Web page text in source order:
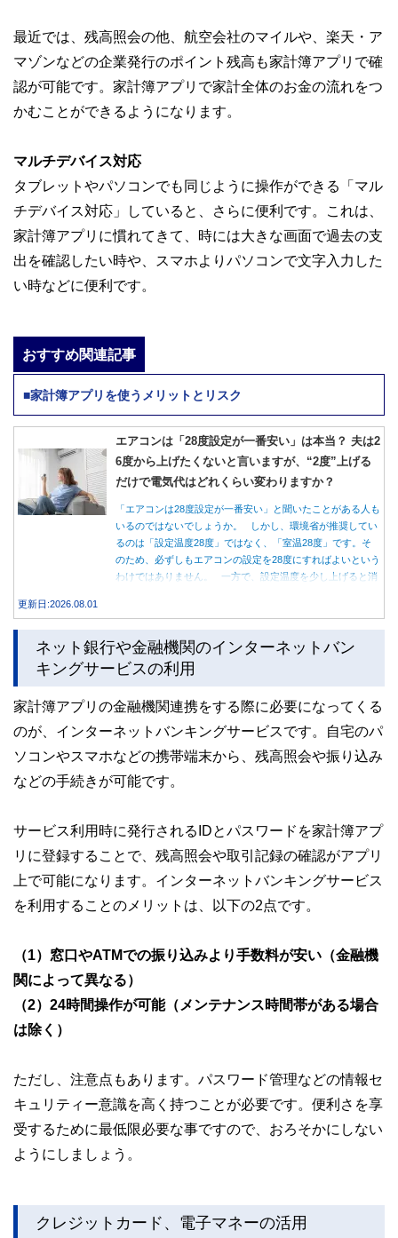
最近では、残高照会の他、航空会社のマイルや、楽天・ア
マゾンなどの企業発行のポイント残高も家計簿アプリで確
認が可能です。家計簿アプリで家計全体のお金の流れをつ
かむことができるようになります。
マルチデバイス対応
タブレットやパソコンでも同じように操作ができる「マル
チデバイス対応」していると、さらに便利です。これは、
家計簿アプリに慣れてきて、時には大きな画面で過去の支
出を確認したい時や、スマホよりパソコンで文字入力した
い時などに便利です。
おすすめ関連記事
■家計簿アプリを使うメリットとリスク
エアコンは「28度設定が一番安い」は本当？ 夫は2
6度から上げたくないと言いますが、“2度”上げる
だけで電気代はどれくらい変わりますか？
「エアコンは28度設定が一番安い」と聞いたことがある人も
いるのではないでしょうか。 しかし、環境省が推奨してい
るのは「設定温度28度」ではなく、「室温28度」です。そ
のため、必ずしもエアコンの設定を28度にすればよいという
わけではありません。 一方で、設定温度を少し上げると消
データをもとに、節約効果の目安と快適に過ごすためのポイ
ントを分かりやすく解説します。
更新日:2026.08.01
ネット銀行や金融機関のインターネットバン
キングサービスの利用
家計簿アプリの金融機関連携をする際に必要になってくる
のが、インターネットバンキングサービスです。自宅のパ
ソコンやスマホなどの携帯端末から、残高照会や振り込み
などの手続きが可能です。
サービス利用時に発行されるIDとパスワードを家計簿アプ
リに登録することで、残高照会や取引記録の確認がアプリ
上で可能になります。インターネットバンキングサービス
を利用することのメリットは、以下の2点です。
（1）窓口やATMでの振り込みより手数料が安い（金融機
関によって異なる）
（2）24時間操作が可能（メンテナンス時間帯がある場合
は除く）
ただし、注意点もあります。パスワード管理などの情報セ
キュリティー意識を高く持つことが必要です。便利さを享
受するために最低限必要な事ですので、おろそかにしない
ようにしましょう。
クレジットカード、電子マネーの活用